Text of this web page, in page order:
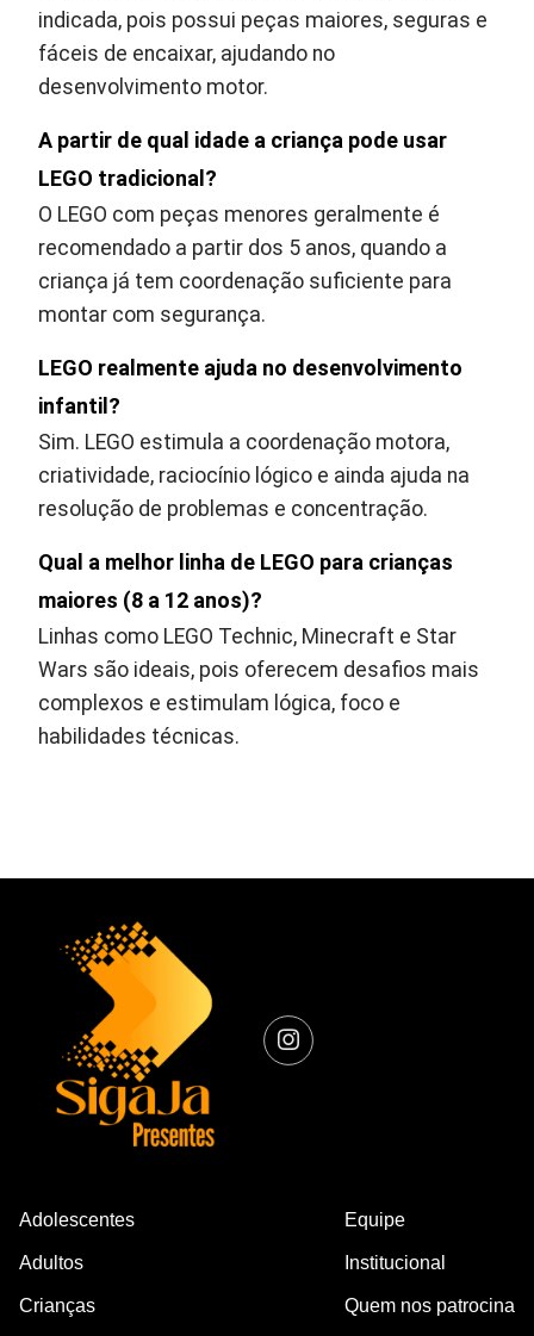
indicada, pois possui peças maiores, seguras e
fáceis de encaixar, ajudando no
desenvolvimento motor.
A partir de qual idade a criança pode usar
LEGO tradicional?
O LEGO com peças menores geralmente é
recomendado a partir dos 5 anos, quando a
criança já tem coordenação suficiente para
montar com segurança.
LEGO realmente ajuda no desenvolvimento
infantil?
Sim. LEGO estimula a coordenação motora,
criatividade, raciocínio lógico e ainda ajuda na
resolução de problemas e concentração.
Qual a melhor linha de LEGO para crianças
maiores (8 a 12 anos)?
Linhas como LEGO Technic, Minecraft e Star
Wars são ideais, pois oferecem desafios mais
complexos e estimulam lógica, foco e
habilidades técnicas.
Adolescentes
Adultos
Crianças
Equipe
Institucional
Quem nos patrocina